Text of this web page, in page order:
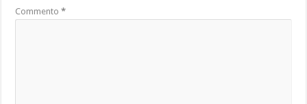
Commento*